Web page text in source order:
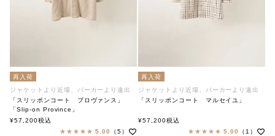
再入荷
ジャケットより近場、パーカーより遠出
「スリッポンコート プロヴァンス」
「Slip-on Province」
soutiencollar（ステンカラー）
¥57,200税込
5.00
（5）
再入荷
ジャケットより近場、パーカーより遠出
「スリッポンコート マルセイユ」
「Slip-on Marseilles」
soutiencollar（ステンカラー）
¥57,200税込
5.00
（1）